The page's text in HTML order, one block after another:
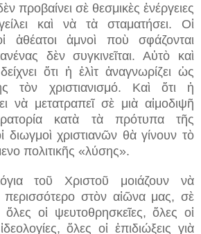
προβαίνει σὲ θεσμικὲς ἐνέργειες
καὶ νὰ τὰ σταματήσει. Οἱ
οἱ ἀθέατοι ἀμνοὶ ποὺ σφάζονται
δὲν συγκινεῖται. Αὐτὸ καὶ
ὅτι ἡ ἐλὶτ ἀναγνωρίζει ὡς
τὸν χριστιανισμό. Καὶ ὅτι ἡ
νὰ μετατραπεῖ σὲ μιὰ αἱμοδιψῆ
κατὰ τὰ πρότυπα τῆς
χριστιανῶν θὰ γίνουν τὸ
πολιτικῆς «λύσης».
τοῦ Χριστοῦ μοιάζουν νὰ
στὸν αἰῶνα μας, σὲ
οἱ ψευτοθρησκεῖες, ὅλες οἱ
ὅλες οἱ ἐπιδιώξεις γιὰ